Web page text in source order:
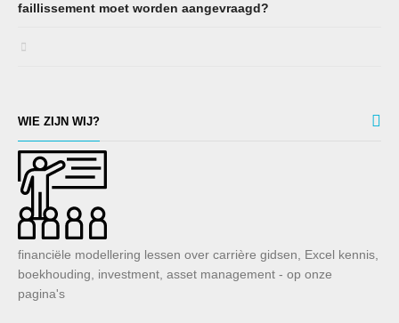
faillissement moet worden aangevraagd?
WIE ZIJN WIJ?
financiële modellering lessen over carrière gidsen, Excel kennis,
boekhouding, investment, asset management - op onze
pagina's